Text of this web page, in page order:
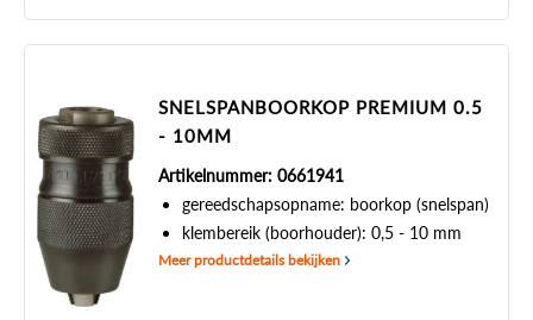
SNELSPANBOORKOP PREMIUM 0.5
- 10MM
Artikelnummer: 0661941
gereedschapsopname: boorkop (snelspan)
klembereik (boorhouder): 0,5 - 10 mm
Meer productdetails bekijken